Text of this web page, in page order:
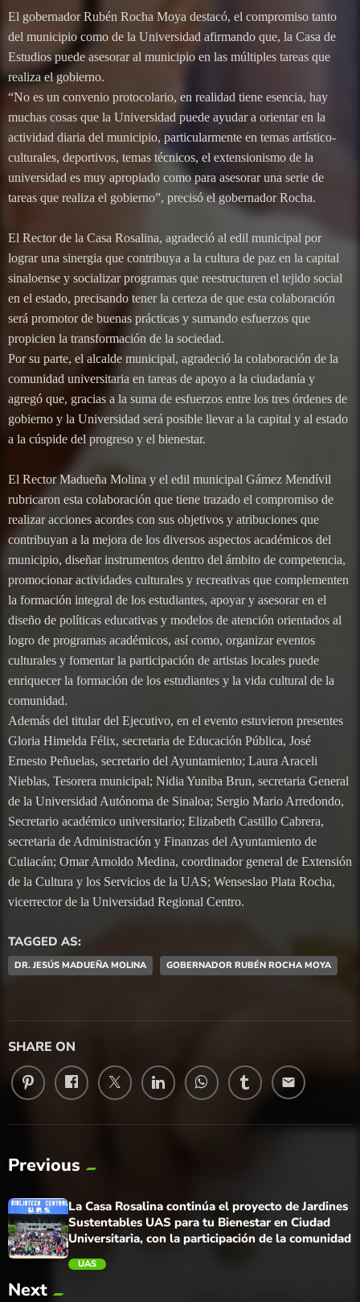
El gobernador Rubén Rocha Moya destacó, el compromiso tanto
del municipio como de la Universidad afirmando que, la Casa de
Estudios puede asesorar al municipio en las múltiples tareas que
realiza el gobierno.
“No es un convenio protocolario, en realidad tiene esencia, hay
muchas cosas que la Universidad puede ayudar a orientar en la
actividad diaria del municipio, particularmente en temas artístico-
culturales, deportivos, temas técnicos, el extensionismo de la
universidad es muy apropiado como para asesorar una serie de
tareas que realiza el gobierno”, precisó el gobernador Rocha.
El Rector de la Casa Rosalina, agradeció al edil municipal por
lograr una sinergia que contribuya a la cultura de paz en la capital
sinaloense y socializar programas que reestructuren el tejido social
en el estado, precisando tener la certeza de que esta colaboración
será promotor de buenas prácticas y sumando esfuerzos que
propicien la transformación de la sociedad.
Por su parte, el alcalde municipal, agradeció la colaboración de la
comunidad universitaria en tareas de apoyo a la ciudadanía y
agregó que, gracias a la suma de esfuerzos entre los tres órdenes de
gobierno y la Universidad será posible llevar a la capital y al estado
a la cúspide del progreso y el bienestar.
El Rector Madueña Molina y el edil municipal Gámez Mendívil
rubricaron esta colaboración que tiene trazado el compromiso de
realizar acciones acordes con sus objetivos y atribuciones que
contribuyan a la mejora de los diversos aspectos académicos del
municipio, diseñar instrumentos dentro del ámbito de competencia,
promocionar actividades culturales y recreativas que complementen
la formación integral de los estudiantes, apoyar y asesorar en el
diseño de políticas educativas y modelos de atención orientados al
logro de programas académicos, así como, organizar eventos
culturales y fomentar la participación de artistas locales puede
enriquecer la formación de los estudiantes y la vida cultural de la
comunidad.
Además del titular del Ejecutivo, en el evento estuvieron presentes
Gloria Himelda Félix, secretaria de Educación Pública, José
Ernesto Peñuelas, secretario del Ayuntamiento; Laura Araceli
Nieblas, Tesorera municipal; Nidia Yuniba Brun, secretaria General
de la Universidad Autónoma de Sinaloa; Sergio Mario Arredondo,
Secretario académico universitario; Elizabeth Castillo Cabrera,
secretaria de Administración y Finanzas del Ayuntamiento de
Culiacán; Omar Arnoldo Medina, coordinador general de Extensión
de la Cultura y los Servicios de la UAS; Wenseslao Plata Rocha,
vicerrector de la Universidad Regional Centro.
TAGGED AS:
DR. JESÚS MADUEÑA MOLINA GOBERNADOR RUBÉN ROCHA MOYA
SHARE ON
email
Previous
La Casa Rosalina continúa el proyecto de Jardines
Sustentables UAS para tu Bienestar en Ciudad
Universitaria, con la participación de la comunidad
UAS
Next